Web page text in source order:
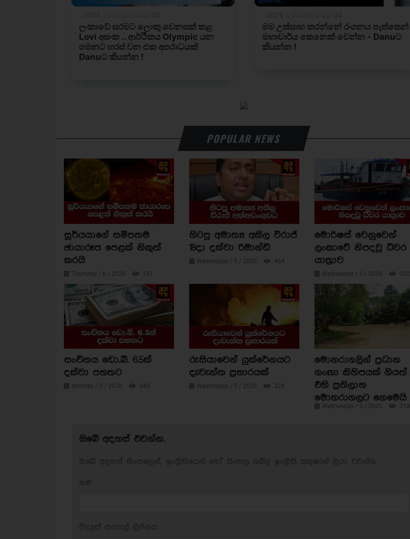
POPULAR NEWS
සූර්යයාගේ සමීපතම
ඡායාරූප පෙළක් නිකුත්
කරයි
Thursday / 6 / 2026 541
හිටපු අමාත්‍ය අකිල විරාජ්
18දා දක්වා රිමාන්ඩ්
Wednesday / 5 / 2026 464
මොරිෂස් වෙනුවෙන්
ලංකාවේ නිපදවූ ධීවර
යාත්‍රාව
Wednesday / 5 / 2026 352
සංචිතය ඩො.බි. 6.5ක්
දක්වා පහතට
Monday / 3 / 2026 343
රුසියාවෙන් යුක්රේනයට
දැවැන්ත ප්‍රහාරයක්
Wednesday / 5 / 2026 328
මොනරාගලින් ප්‍රධාන
ගංඟා කිහිපයක් ගියත්
එහි ප්‍රතිලාභ
මොනරාගලට නෙමෙයි
Wednesday / 5 / 2026 310
ඔබේ අදහස් එවන්න.